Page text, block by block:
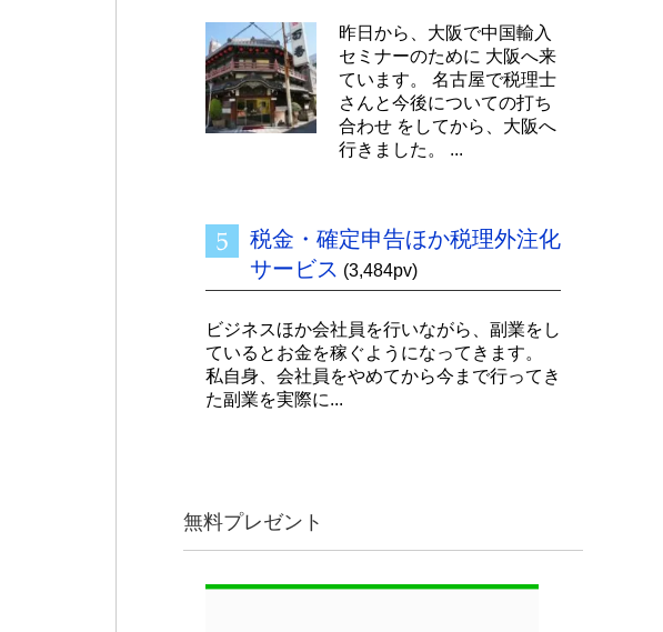
昨日から、大阪で中国輸入
セミナーのために 大阪へ来
ています。 名古屋で税理士
さんと今後についての打ち
合わせ をしてから、大阪へ
行きました。 ...
税金・確定申告ほか税理外注化
サービス (3,484pv)
ビジネスほか会社員を行いながら、副業をし
ているとお金を稼ぐようになってきます。
私自身、会社員をやめてから今まで行ってき
た副業を実際に...
無料プレゼント